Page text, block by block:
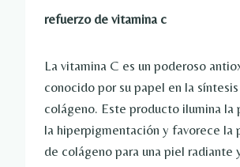
refuerzo de vitamina c
La vitamina C es un poderoso
conocido por su papel en la
colágeno. Este producto ilumina la
la hiperpigmentación y favorece la
de colágeno para una piel radiante